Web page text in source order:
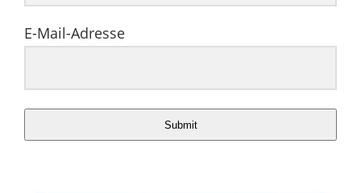
E-Mail-Adresse
Submit